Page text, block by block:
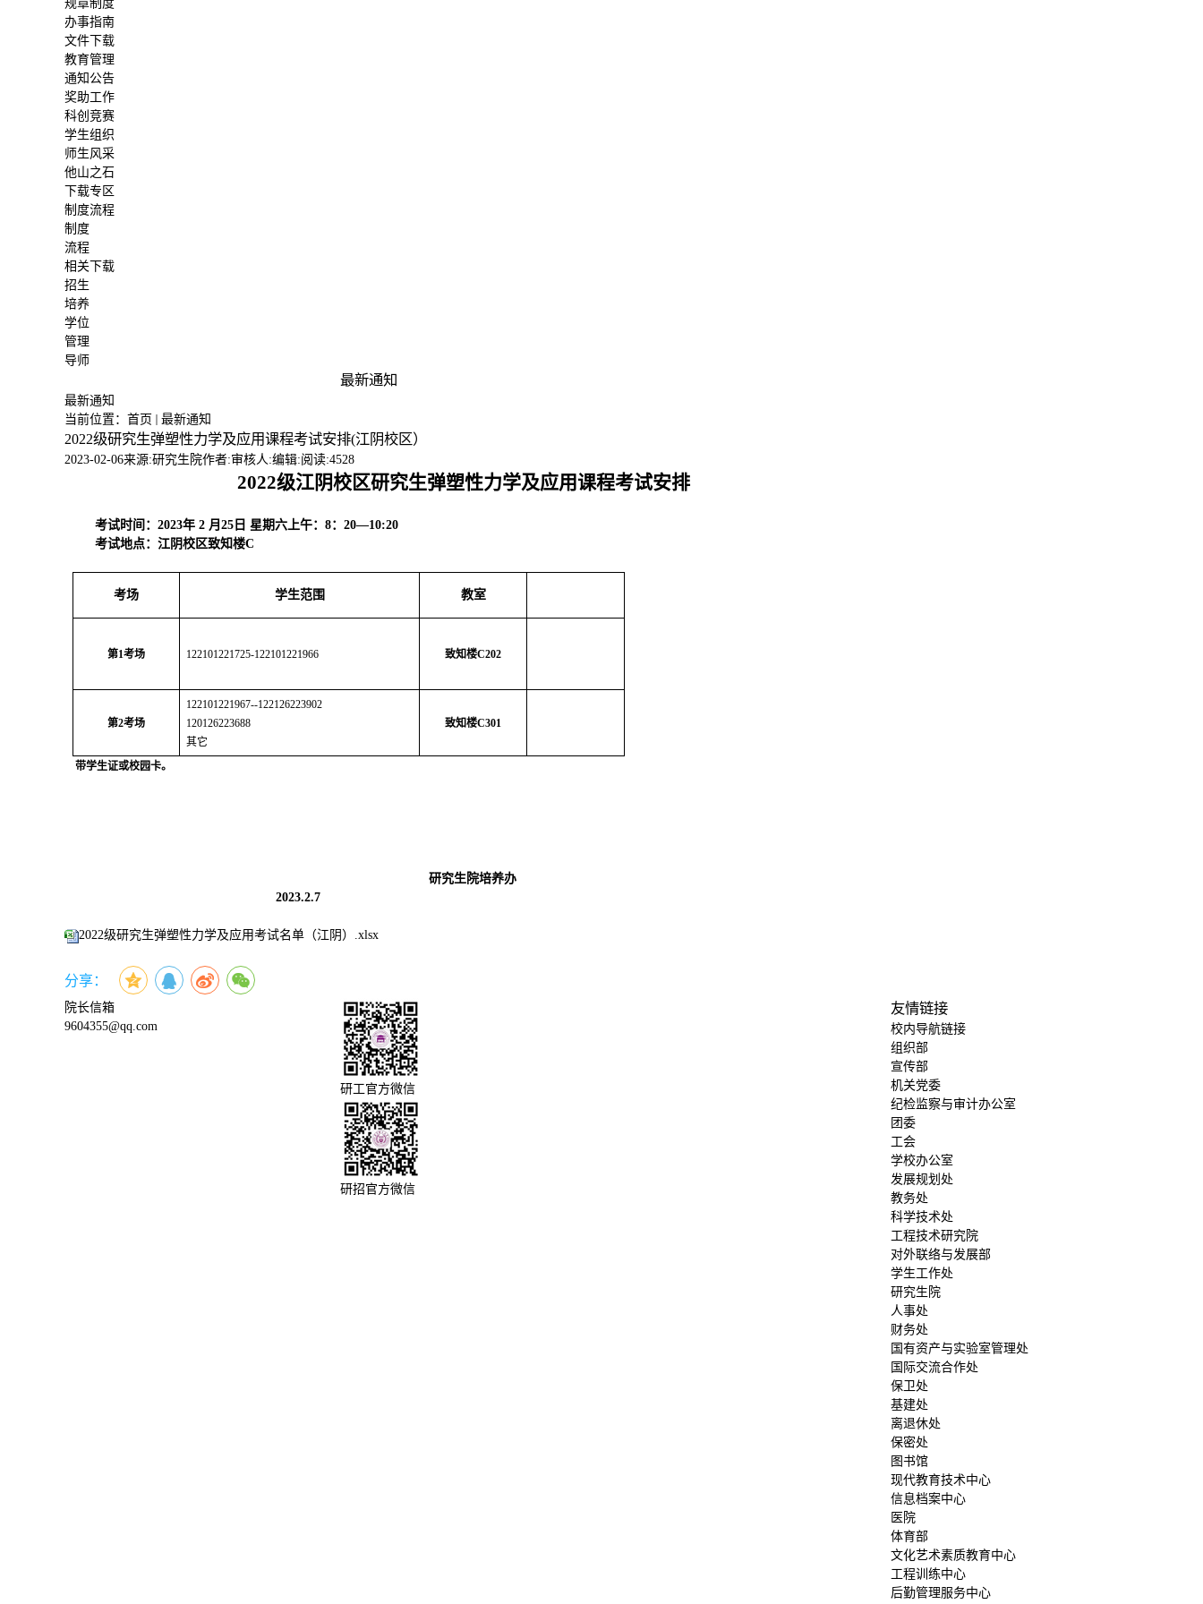
规章制度
办事指南
文件下载
教育管理
通知公告
奖助工作
科创竞赛
学生组织
师生风采
他山之石
下载专区
制度流程
制度
流程
相关下载
招生
培养
学位
管理
导师
最新通知
最新通知
当前位置： 首页 最新通知
2022级研究生弹塑性力学及应用课程考试安排(江阴校区）
2023-02-06来源:研究生院作者:审核人:编辑:阅读:4528
2022级江阴校区研究生弹塑性力学及应用课程考试安排
考试时间： 2023年 2 月25 日 星期六上午：8：20—10:20
考试地点： 江阴校区致知楼C
考场 学生范围 教室
第1考场 122101221725-122101221966 致知楼C202
第2考场
122101221967--122126223902
120126223688
其它
致知楼C301
带学生证或校园卡。
研究生院培养办
2023.2.7
2022级研究生弹塑性力学及应用考试名单（江阴）.xlsx
分享：
院长信箱
9604355@qq.com
研工官方微信
研招官方微信
友情链接
校内导航链接
组织部
宣传部
机关党委
纪检监察与审计办公室
团委
工会
学校办公室
发展规划处
教务处
科学技术处
工程技术研究院
对外联络与发展部
学生工作处
研究生院
人事处
财务处
国有资产与实验室管理处
国际交流合作处
保卫处
基建处
离退休处
保密处
图书馆
现代教育技术中心
信息档案中心
医院
体育部
文化艺术素质教育中心
工程训练中心
后勤管理服务中心